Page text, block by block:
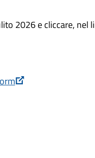
2026 e cliccare, nel